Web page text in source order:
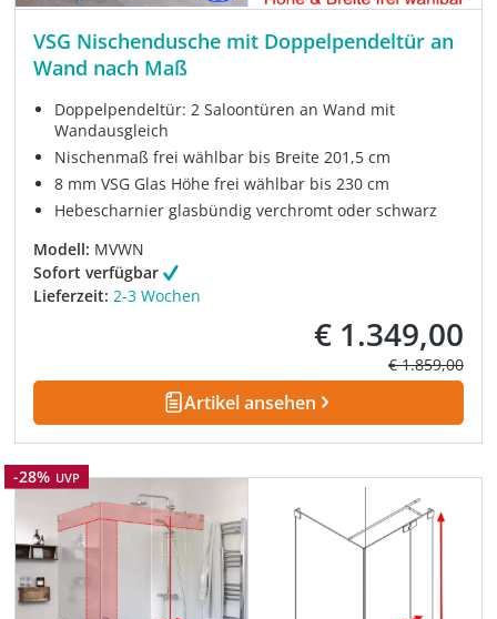
VSG Nischendusche mit Doppelpendeltür an
Wand nach Maß
Doppelpendeltür: 2 Saloontüren an Wand mit
Wandausgleich
Nischenmaß frei wählbar bis Breite 201,5 cm
8 mm VSG Glas Höhe frei wählbar bis 230 cm
Hebescharnier glasbündig verchromt oder schwarz
Modell: MVWN
Sofort verfügbar
Lieferzeit: 2-3 Wochen
Verkaufspreis:
€ 1.349,00
Regulärer
€ 1.859,00
Artikel ansehen
Rabatt
-28% UVP